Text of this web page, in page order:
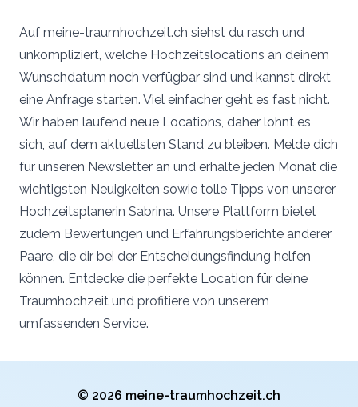
Auf meine-traumhochzeit.ch siehst du rasch und
unkompliziert, welche Hochzeitslocations an deinem
Wunschdatum noch verfügbar sind und kannst direkt
eine Anfrage starten. Viel einfacher geht es fast nicht.
Wir haben laufend neue Locations, daher lohnt es
sich, auf dem aktuellsten Stand zu bleiben. Melde dich
für unseren Newsletter an und erhalte jeden Monat die
wichtigsten Neuigkeiten sowie tolle Tipps von unserer
Hochzeitsplanerin Sabrina. Unsere Plattform bietet
zudem Bewertungen und Erfahrungsberichte anderer
Paare, die dir bei der Entscheidungsfindung helfen
können. Entdecke die perfekte Location für deine
Traumhochzeit und profitiere von unserem
umfassenden Service.
© 2026 meine-traumhochzeit.ch